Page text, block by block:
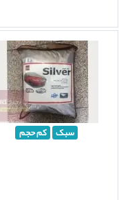
سبک کم حجم